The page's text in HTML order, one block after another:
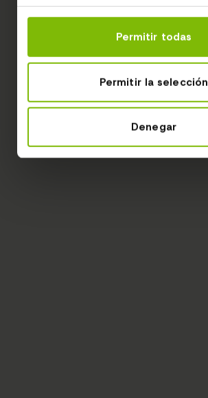
Permitir todas
Permitir la selección
Denegar